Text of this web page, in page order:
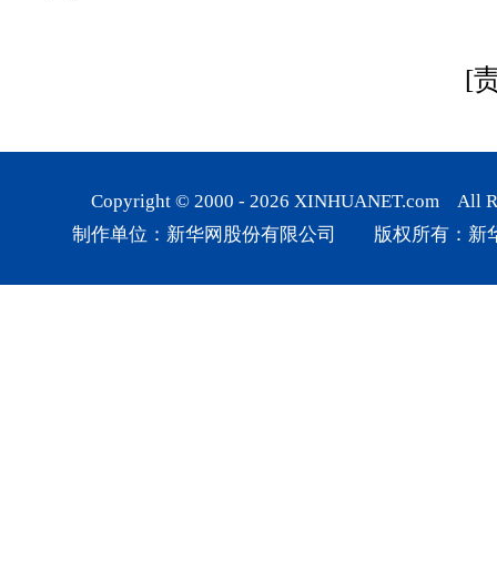
[
Copyright © 2000 - 2026 XINHUANET.com All
制作单位：新华网股份有限公司 版权所有：新